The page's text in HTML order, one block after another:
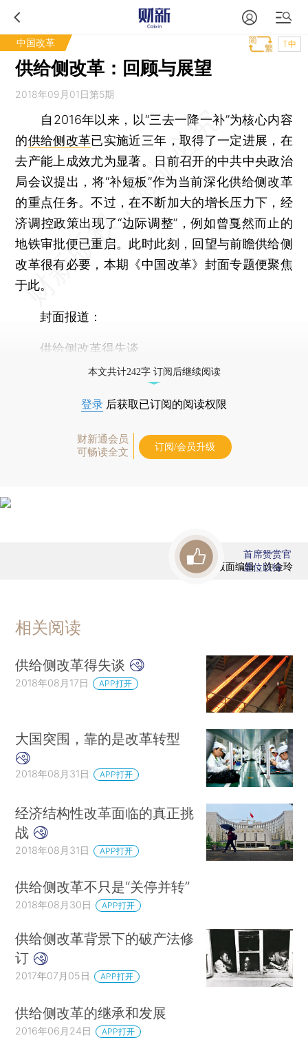
中国改革 T中
供给侧改革：回顾与展望
2018年09月01日第5期
自2016年以来，以“三去一降一补”为核心内容
的供给侧改革已实施近三年，取得了一定进展，在
去产能上成效尤为显著。日前召开的中共中央政治
局会议提出，将“补短板”作为当前深化供给侧改革
的重点任务。不过，在不断加大的增长压力下，经
济调控政策出现了“边际调整”，例如曾戛然而止的
地铁审批便已重启。此时此刻，回望与前瞻供给侧
改革很有必要，本期《中国改革》封面专题便聚焦
于此。
封面报道：
供给侧改革得失谈
本文共计242字 订阅后继续阅读
登录 后获取已订阅的阅读权限
财新通会员
可畅读全文
订阅/会员升级
版面编辑：许金玲
首席赞赏官
虚位以待
相关阅读
供给侧改革得失谈
2018年08月17日 APP打开
大国突围，靠的是改革转型
2018年08月31日 APP打开
经济结构性改革面临的真正挑
战
2018年08月31日 APP打开
供给侧改革不只是“关停并转”
2018年08月30日 APP打开
供给侧改革背景下的破产法修
订
2017年07月05日 APP打开
供给侧改革的继承和发展
2016年06月24日 APP打开